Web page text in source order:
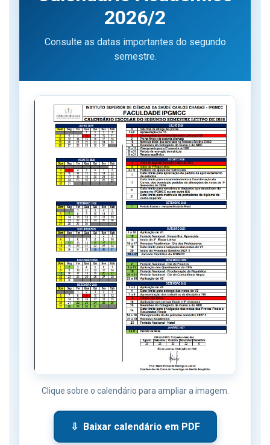
2026/2
Consulte as datas importantes do segundo
semestre.
Clique sobre o calendário para ampliar a imagem.
⇩ Baixar calendário em PDF